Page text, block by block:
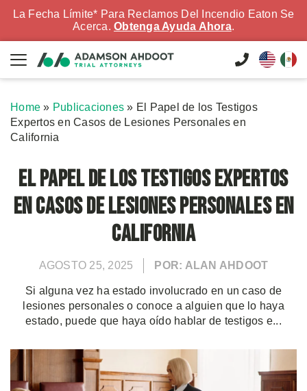
La Fecha Límite* Para Reclamos Del Incendio Eaton Se
Acerca. Obtenga Ayuda Ahora.
Home » Publicaciones » El Papel de los Testigos
Expertos en Casos de Lesiones Personales en
California
El Papel de los Testigos Expertos
en Casos de Lesiones Personales en
California
AGOSTO 25, 2025 POR: ALAN AHDOOT
Si alguna vez ha estado involucrado en un caso de
lesiones personales o conoce a alguien que lo haya
estado, puede que haya oído hablar de testigos e...